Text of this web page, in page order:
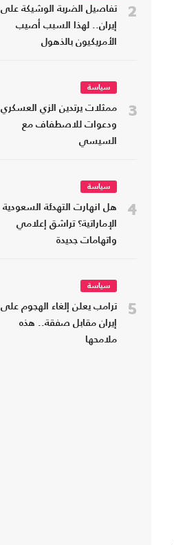
2
تفاصيل الضربة الوشيكة على
إيران.. لهذا السبب أصيب
الأمريكيون بالذهول
3
سياسة
ممثلات يرتدين الزي
ودعوات للاصطفاف مع
السيسي
4
سياسة
هل انهارت التهدئة السعودية
الإماراتية؟ تراشق إعلامي
واتهامات جديدة
5
سياسة
ترامب يعلن إلغاء الهجوم على
إيران مقابل صفقة.. هذه
ملامحها